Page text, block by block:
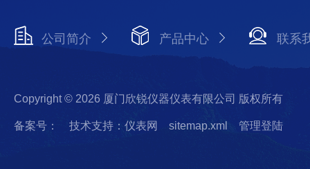
公司简介 产品中心 联系
Copyright © 2026 厦门欣锐仪器仪表有限公司 版权所有
备案号： 技术支持：仪表网 sitemap.xml 管理登陆